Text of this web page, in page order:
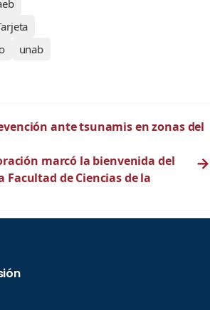
unab
ante tsunamis en zonas del
marcó la bienvenida del
Facultad de Ciencias de la
→